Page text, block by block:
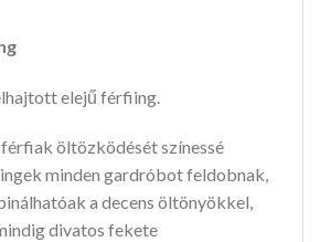
elejű férfiing.
öltözködését színessé
minden gardróbot feldobnak,
a decens öltönyökkel,
divatos fekete